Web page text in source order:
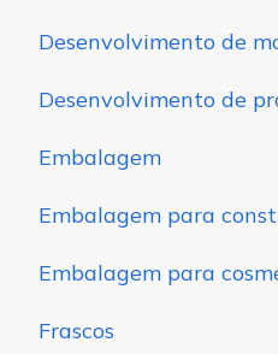
Desenvolvimento de
Desenvolvimento de
Embalagem
Embalagem para
Embalagem para
Frascos